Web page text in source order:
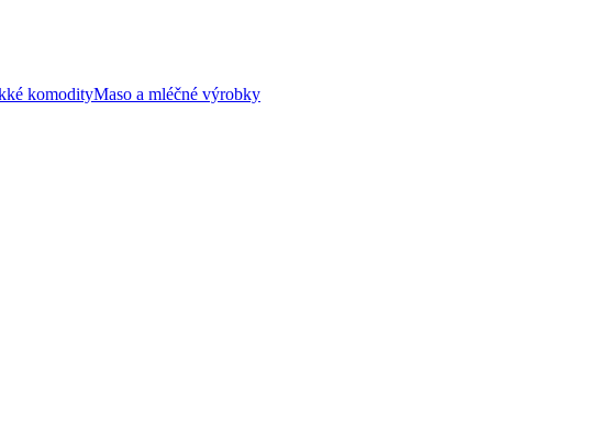
komodityMaso a mléčné výrobky